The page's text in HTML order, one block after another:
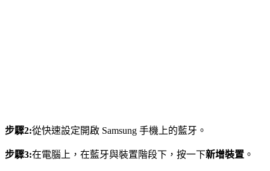
步驟2:從快速設定開啟 Samsung 手機上的藍牙。
步驟3:在電腦上，在藍牙與裝置階段下，按一下新增裝置 。